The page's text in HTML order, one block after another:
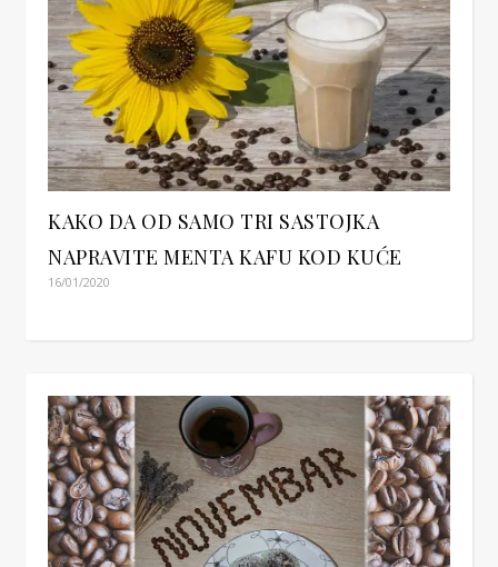
KAKO DA OD SAMO TRI SASTOJKA
NAPRAVITE MENTA KAFU KOD KUĆE
16/01/2020